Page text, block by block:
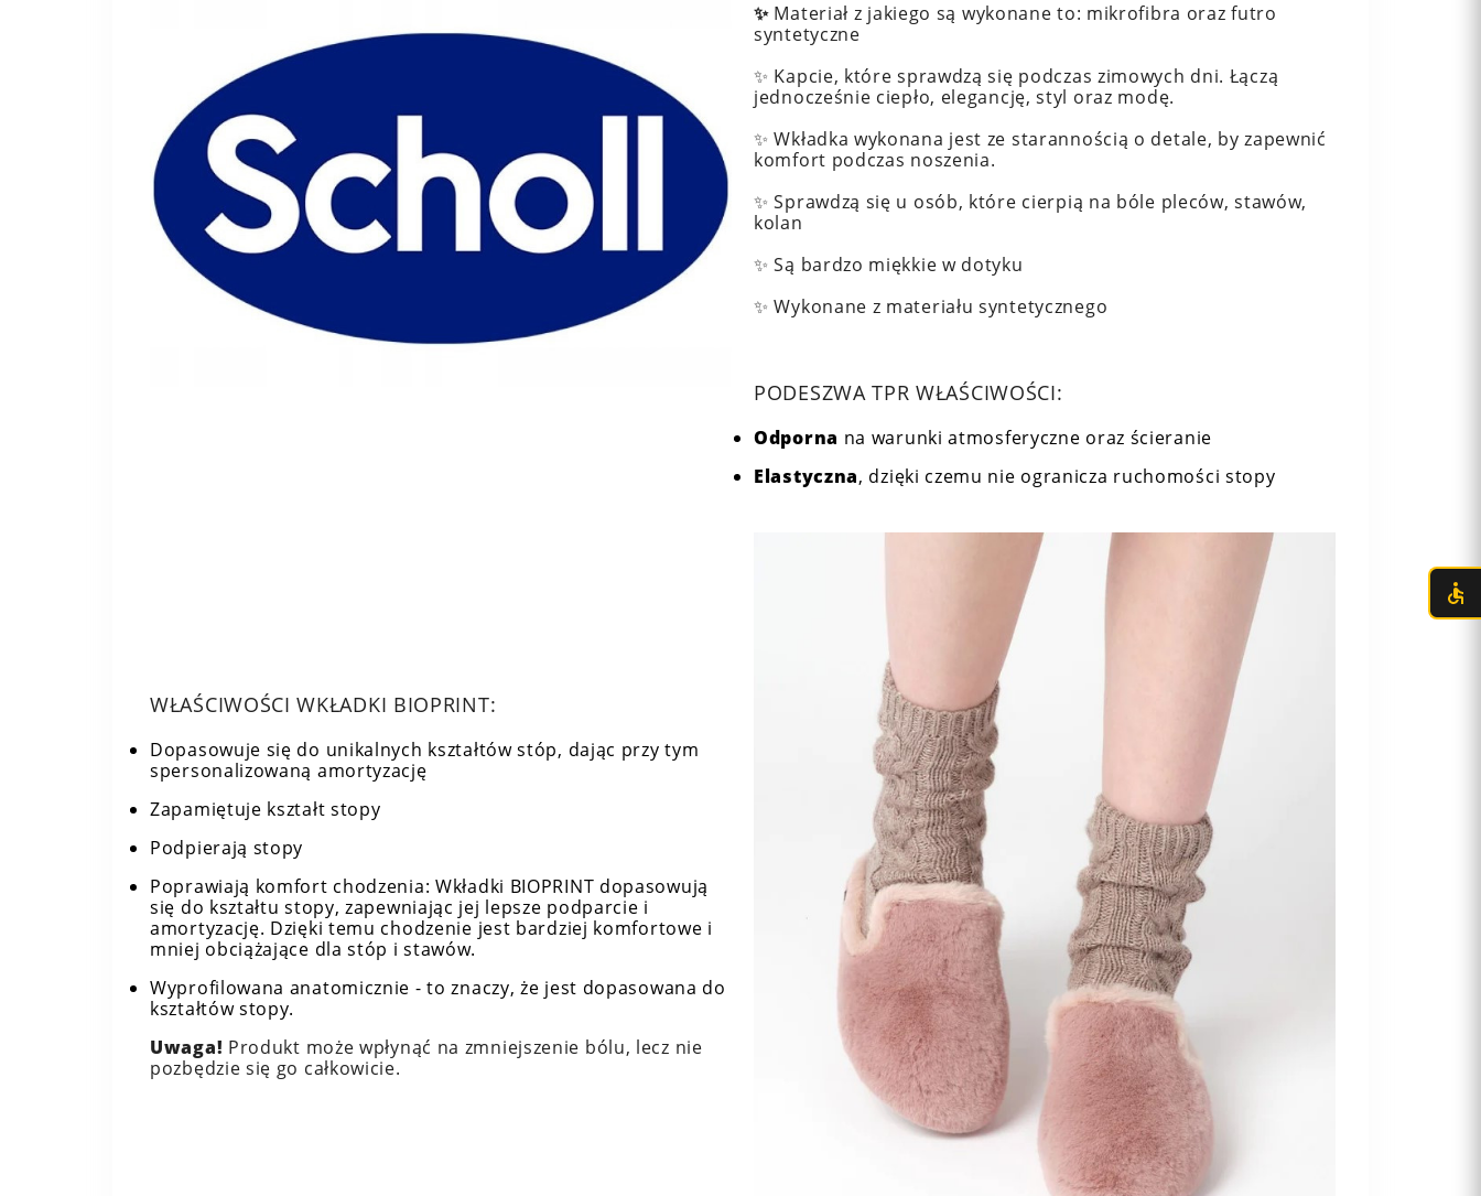
✨ Materiał z jakiego są wykonane to: mikrofibra oraz futro
syntetyczne
✨ Kapcie, które sprawdzą się podczas zimowych dni. Łączą
jednocześnie ciepło, elegancję, styl oraz modę.
✨ Wkładka wykonana jest ze starannością o detale, by zapewnić
komfort podczas noszenia.
✨ Sprawdzą się u osób, które cierpią na bóle pleców, stawów,
kolan
✨ Są bardzo miękkie w dotyku
✨ Wykonane z materiału syntetycznego
PODESZWA TPR WŁAŚCIWOŚCI:
Odporna na warunki atmosferyczne oraz ścieranie
Elastyczna, dzięki czemu nie ogranicza ruchomości stopy
WŁAŚCIWOŚCI WKŁADKI BIOPRINT:
Dopasowuje się do unikalnych kształtów stóp, dając przy tym
spersonalizowaną amortyzację
Zapamiętuje kształt stopy
Podpierają stopy
Poprawiają komfort chodzenia: Wkładki BIOPRINT dopasowują
się do kształtu stopy, zapewniając jej lepsze podparcie i
amortyzację. Dzięki temu chodzenie jest bardziej komfortowe i
mniej obciążające dla stóp i stawów.
Wyprofilowana anatomicznie - to znaczy, że jest dopasowana do
kształtów stopy.
Uwaga! Produkt może wpłynąć na zmniejszenie bólu, lecz nie
pozbędzie się go całkowicie.